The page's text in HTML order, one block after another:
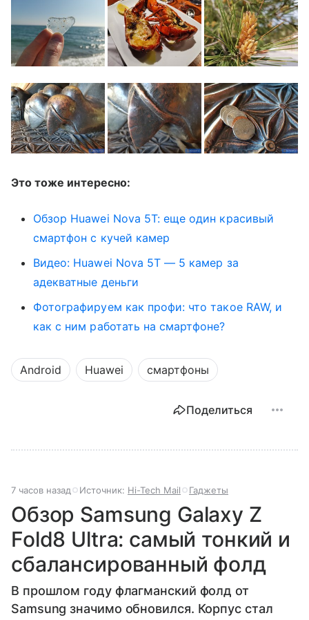
Это тоже интересно:
Обзор Huawei Nova 5T: еще один красивый
смартфон с кучей камер
Видео: Huawei Nova 5T — 5 камер за
адекватные деньги
Фотографируем как профи: что такое RAW, и
как с ним работать на смартфоне?
Android Huawei смартфоны
Поделиться
7 часов назад Источник: Hi-Tech Mail Гаджеты
Обзор Samsung Galaxy Z
Fold8 Ultra: самый тонкий и
сбалансированный фолд
В прошлом году флагманский фолд от
Samsung значимо обновился. Корпус стал